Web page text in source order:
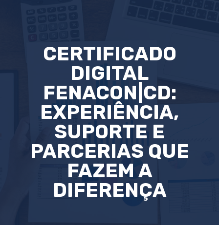
CERTIFICADO
DIGITAL
FENACON|CD:
EXPERIÊNCIA,
SUPORTE E
PARCERIAS QUE
FAZEM A
DIFERENÇA